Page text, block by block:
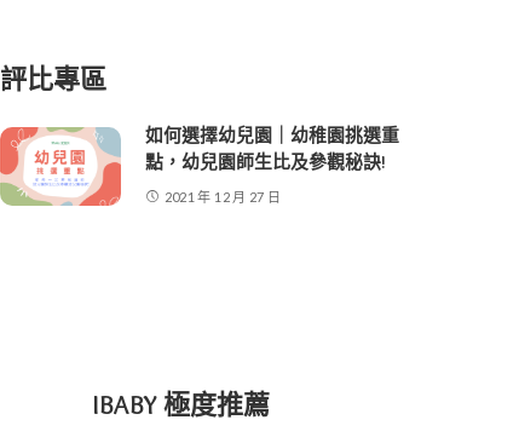
評比專區
如何選擇幼兒園｜幼稚園挑選重
點，幼兒園師生比及參觀秘訣!
2021 年 12 月 27 日
IBABY 極度推薦